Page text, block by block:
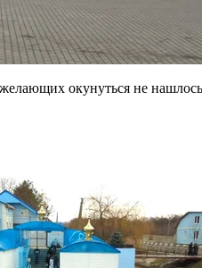
окунуться не